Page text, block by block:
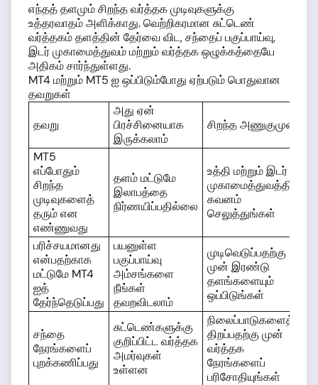
எந்தத் தளமும் சிறந்த வர்த்தக முடிவுகளுக்கு
உத்தரவாதம் அளிக்காது. வெற்றிகரமான சுட்டெண்
வர்த்தகம் தளத்தின் தேர்வை விட, சந்தைப் பகுப்பாய்வு,
இடர் முகாமைத்துவம் மற்றும் வர்த்தக ஒழுக்கத்தையே
அதிகம் சார்ந்துள்ளது.
MT4 மற்றும் MT5 ஐ ஒப்பிடும்போது ஏற்படும் பொதுவான
தவறுகள்
தவறு
அது ஏன்
பிரச்சினையாக
இருக்கலாம்
சிறந்த அணுகுமுறை
MT5
எப்போதும்
சிறந்த
முடிவுகளைத்
தரும் என
எண்ணுவது
தளம் மட்டுமே
இலாபத்தை
நிர்ணயிப்பதில்லை
உத்தி மற்றும் இடர்
முகாமைத்துவத்தில்
கவனம்
செலுத்துங்கள்
பரிச்சயமானது
என்பதற்காக
மட்டுமே MT4
ஐத்
தேர்ந்தெடுப்பது
பயனுள்ள
பகுப்பாய்வு
அம்சங்களை
நீங்கள்
தவறவிடலாம்
முடிவெடுப்பதற்கு
முன் இரண்டு
தளங்களையும்
ஒப்பிடுங்கள்
சந்தை
நேரங்களைப்
புறக்கணிப்பது
சுட்டெண்களுக்கு
குறிப்பிட்ட வர்த்தக
அமர்வுகள்
உள்ளன
நிலைப்பாடுகளைத்
திறப்பதற்கு முன்
வர்த்தக
நேரங்களைப்
பரிசோதியுங்கள்